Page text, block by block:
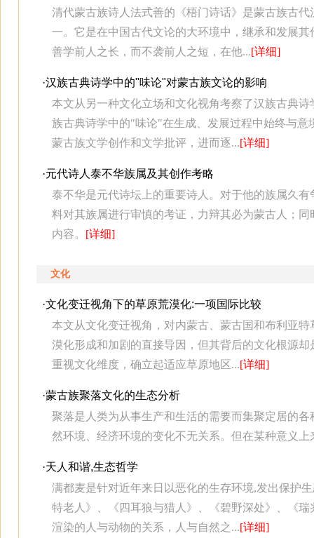
清代蒙古族诗人法式善的《梧门诗话》是蒙古族古
一。它是在中国古代文论的大环境中，继承和发展
善学前人之长，而不袭前人之短，在他...[详细]
·汉族古典诗学中的"味论"对蒙古族文论的影响
本文从另一种文化立场和文化视角考察了汉族古典
族古典诗学中的"味论"在生成、发展过程中始终与
蒙古族文学创作和文学批评，进而逐...[详细]
·元代诗人泰不华族属及其创作考略
泰不华是元代诗坛上的重要诗人。对于他的族属久
料对其族属进行审慎的考证，力辩其必为蒙古人；
内容。 [详细]
文化
·文化变迁视角下的草原荒漠化:一项国际比较
本文从文化变迁视角，对内蒙古、蒙古国和布利亚
漠化形成和加剧的直接导因，但其背后的文化根源
重视文化维度，确立起适应草原地区...[详细]
·蒙古族聚落文化的生态分析
聚落是人类为从事生产和生活的需要而集聚定居的
然环境、经济环境的变化不无关系。但在某种意义
·天人和谐,生态哲学
满都麦是针对近年来日以恶化的生存环境,发出保护
特老人》、《四耳狼与猎人》、《碧野深处》、《
渲染的人与动物的关系，人与自然之...[详细]